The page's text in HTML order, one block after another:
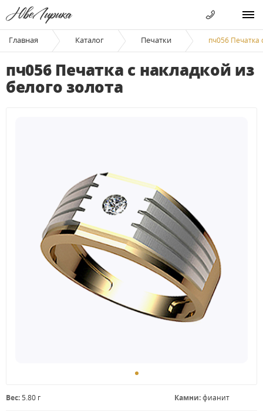
Главная Каталог Печатки пч056 Печатка
пч056 Печатка с накладкой из
белого золота
Вес:5.80 г Камни:фианит